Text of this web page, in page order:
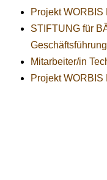
Projekt WORBIS
STIFTUNG für
Mitarbeiter/in
Projekt WORBIS